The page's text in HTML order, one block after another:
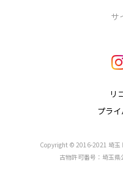
サ
クラウンスポーツ
クラウンクロスオーバー
リ
プラ
Copyright © 2016-2021 埼玉
古物許可番号：埼玉